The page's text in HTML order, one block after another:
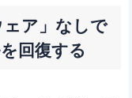
ア」なしで
回復する